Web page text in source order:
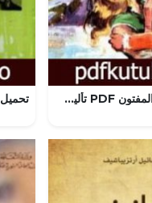
تحميل كتاب المفتون PDF تأليف باربرا كارتلاند مجانا [كامل]